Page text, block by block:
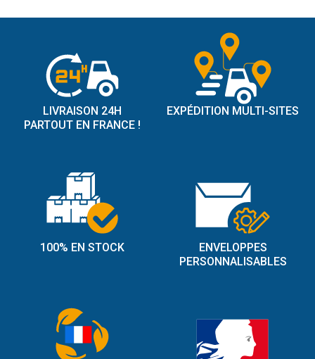
LIVRAISON 24H
PARTOUT EN FRANCE !
EXPÉDITION MULTI-SITES
100% EN STOCK
ENVELOPPES
PERSONNALISABLES